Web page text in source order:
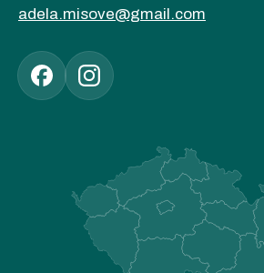
adela.misove@gmail.com